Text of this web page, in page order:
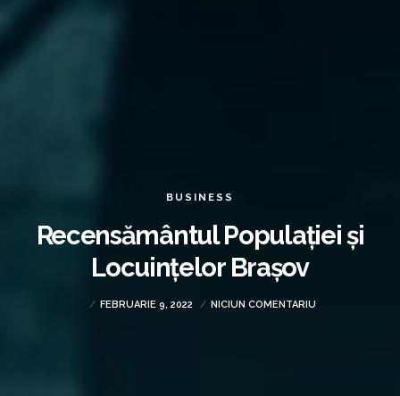
BUSINESS
Recensământul Populației și
Locuințelor Brașov
FEBRUARIE 9, 2022 NICIUN COMENTARIU